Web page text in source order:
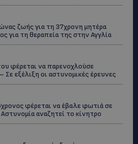
ζωής για τη 37χρονη μητέρα
για τη θεραπεία της στην Αγγλία
φέρεται να παρενοχλούσε
Σε εξέλιξη οι αστυνομικές έρευνες
φέρεται να έβαλε φωτιά σε
αναζητεί το κίνητρο